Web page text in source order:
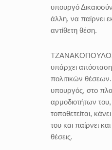
υπουργό
άλλη, να παίρνει
αντίθετη θέση.
υπάρχει
πολιτικών
υπουργός, στο
αρμοδιοτήτων του,
τοποθετείται, κάνει
του και παίρνει και
θέσεις.